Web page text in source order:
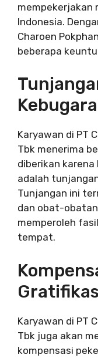
mempekerjakan
Indonesia.
Charoen
beberapa
Karyawan di PT
Tbk menerima
diberikan
adalah
Tunjangan ini
dan obat-
memperoleh
tempat.
Karyawan di PT
Tbk juga akan
kompensasi